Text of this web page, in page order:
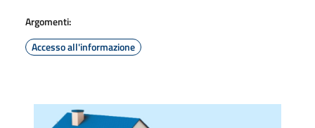
Argomenti:
Accesso all'informazione